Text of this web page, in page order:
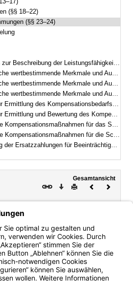
(§§ 18–22)
(§§ 23–24)
des Naturhaushalts und des Landschaftsbilds sowie Kriterien zu deren Erfassung
Merkmale und Ausprägungen des Schutzguts Arten und Lebensräume
Merkmale und Ausprägungen des Schutzguts Landschaftsbild
Merkmale und Ausprägungen der Schutzgüter Boden, Wasser, Klima/Luft
des Schutzguts Arten und Lebensräume in Wertpunkten
des Kompensationsumfangs des Schutzguts Arten und Lebensräume in Wertpunkten
für das Schutzgut Arten und Lebensräume
für die Schutzgüter Boden, Wasser, Klima/Luft und das Landschaftsbild
für Beeinträchtigungen des Landschaftsbilds
Gesamtansicht
Download
DruckenVorheriges